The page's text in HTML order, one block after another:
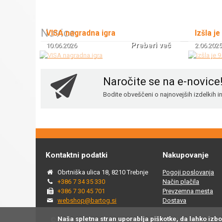
Novice
VISA nagradna igra
10.06.2026 Preberi več
Izšla
2.06.2025
Naročite se na e-novice!
Bodite obveščeni o najnovejših izdelkih
Kontaktni podatki
Obrtniška ulica 18, 8210 Trebnje
+386 7 34 35 330
+386 7 30 45 701
webshop@bartog.si
Nakupovanje
Pogoji poslovanja
Način plačila
Prevzemna mesta
Dostava
© 2015 - 2025 Spletna trgovina Bartog, v spletni trgovini
Naša spletna stran uporablja piškotke, da lahko